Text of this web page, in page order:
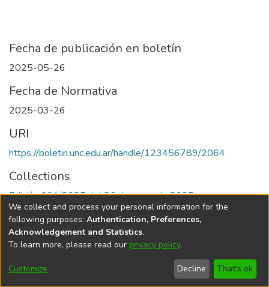
Fecha de publicación en boletín
2025-05-26
Fecha de Normativa
2025-03-26
URI
https://boletin.unc.edu.ar/handle/123456789/2064
Collections
Edición 001/2025 del 26 de mayo de 2025
Universidad Nacional de Córdoba
We collect and process your personal information for the
following purposes: Authentication, Preferences,
Acknowledgement and Statistics.
To learn more, please read our privacy policy.
Customize Decline That's ok